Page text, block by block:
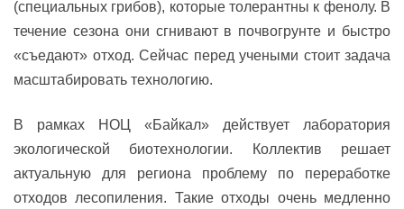
(специальных грибов), которые толерантны к фенолу. В
течение сезона они сгнивают в почвогрунте и быстро
«съедают» отход. Сейчас перед учеными стоит задача
масштабировать технологию.
В рамках НОЦ «Байкал» действует лаборатория
экологической биотехнологии. Коллектив решает
актуальную для региона проблему по переработке
отходов лесопиления. Такие отходы очень медленно